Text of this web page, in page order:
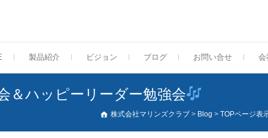
製品紹介 ビジョン ブログ お問い合せ 会
＆ハッピーリーダー勉強会
株式会社マリンズクラブ > Blog >TOPページ表